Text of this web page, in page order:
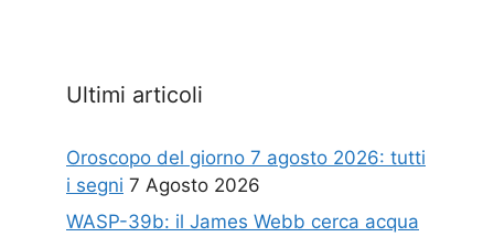
Ultimi articoli
Oroscopo del giorno 7 agosto 2026: tutti
i segni 7 Agosto 2026
WASP-39b: il James Webb cerca acqua